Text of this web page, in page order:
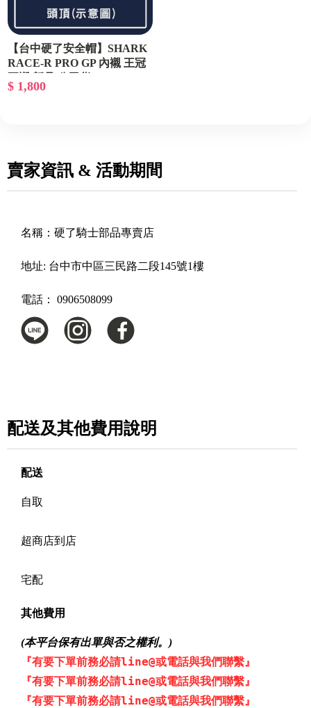
【台中硬了安全帽】SHARK
RACE-R PRO GP 內襯 王冠
$ 1,800
賣家資訊 & 活動期間
名稱： 硬了騎士部品專賣店
地址: 台中市中區三民路二段145號1樓
電話： 0906508099
配送及其他費用說明
配送
自取
超商店到店
宅配
其他費用
(本平台保有出單與否之權利。)
『有要下單前務必請line@或電話與我們聯繫』
『有要下單前務必請line@或電話與我們聯繫』
『有要下單前務必請line@或電話與我們聯繫』